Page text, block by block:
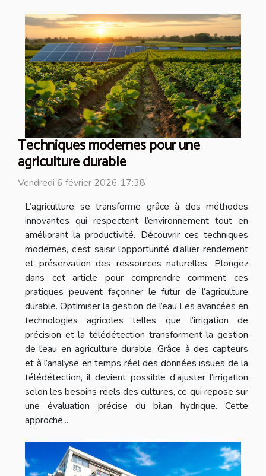
Techniques modernes pour une
agriculture durable
Vendredi 6 février 2026 17:38
L’agriculture se transforme grâce à des méthodes
innovantes qui respectent l’environnement tout en
améliorant la productivité. Découvrir ces techniques
modernes, c’est saisir l’opportunité d’allier rendement
et préservation des ressources naturelles. Plongez
dans cet article pour comprendre comment ces
pratiques peuvent façonner le futur de l’agriculture
durable. Optimiser la gestion de l’eau Les avancées en
technologies agricoles telles que l’irrigation de
précision et la télédétection transforment la gestion
de l’eau en agriculture durable. Grâce à des capteurs
et à l’analyse en temps réel des données issues de la
télédétection, il devient possible d’ajuster l’irrigation
selon les besoins réels des cultures, ce qui repose sur
une évaluation précise du bilan hydrique. Cette
approche...